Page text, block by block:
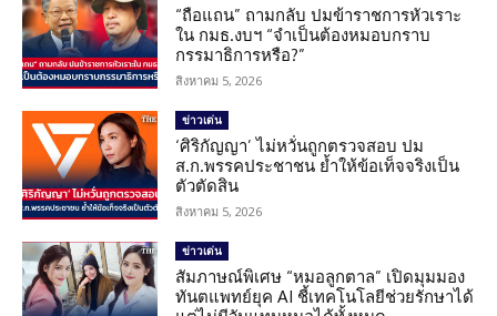
“ถือแถน” ถามกลับ ปมข้าราชการหัวเราะ
ใน กมธ.งบฯ “จำเป็นต้องหมอบกราบ
กรรมาธิการหรือ?”
สิงหาคม 5, 2026
ข่าวเด่น
‘ศิริกัญญา’ ไม่หวั่นถูกตรวจสอบ ปม
ส.ก.พรรคประชาชน ย้ำให้ข้อเท็จจริงเป็น
ตัวตัดสิน
สิงหาคม 5, 2026
ข่าวเด่น
สัมภาษณ์พิเศษ “หมอลูกตาล” เปิดมุมมอง
ทันตแพทย์ยุค AI ชี้เทคโนโลยีช่วยรักษาได้